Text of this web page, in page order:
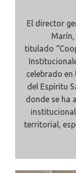
El director
titulado
celebrado en
del Espíritu
donde se ha
territorial,